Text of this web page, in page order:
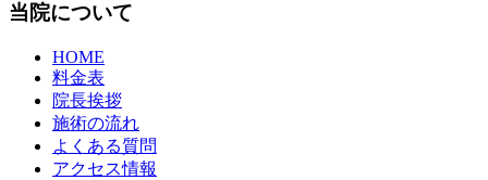
当院について
HOME
料金表
院長挨拶
施術の流れ
よくある質問
アクセス情報